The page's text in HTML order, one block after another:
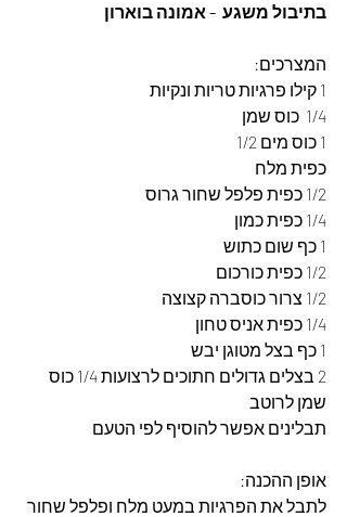
בתיבול משגע  - אמונה בוארון
המצרכים:
1 קילו פרגיות טריות ונקיות
1/4  כוס שמן
1 כוס מים 1/2
כפית מלח
1/2 כפית פלפל שחור גרוס
1/4 כפית כמון
1 כף שום כתוש
1/2 כפית כורכום
1/2 צרור כוסברה קצוצה
1/4 כפית אניס טחון
1 כף בצל מטוגן יבש
2 בצלים גדולים חתוכים לרצועות 1/4 כוס
שמן לרוטב
תבלינים אפשר להוסיף לפי הטעם
אופן ההכנה:
לתבל את הפרגיות במעט מלח ופלפל שחור